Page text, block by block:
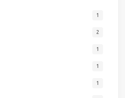
1
2
1
1
1